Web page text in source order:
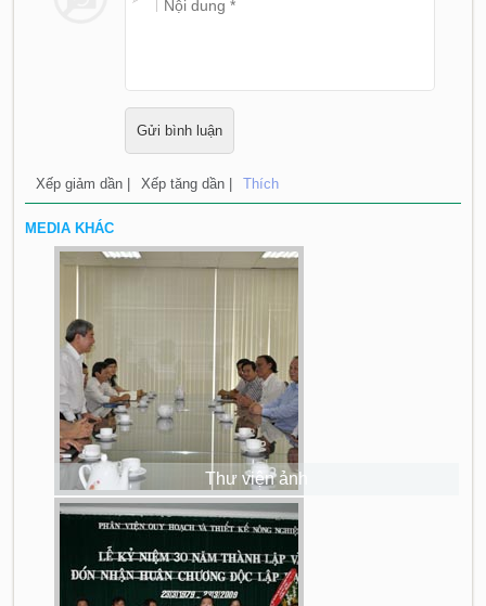
Xếp giảm dần | Xếp tăng dần | Thích
MEDIA KHÁC
Thư viện ảnh